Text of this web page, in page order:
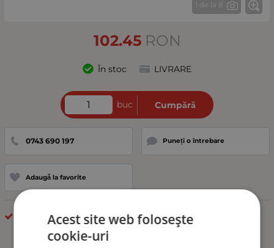
1 de la 8
102.45 RON
În stoc LIVRARE
buc Cumpără
0743 690 197 Puneți o întrebare
Adaugă la favorite
LED BARAcest site web folosește
cookie-uri